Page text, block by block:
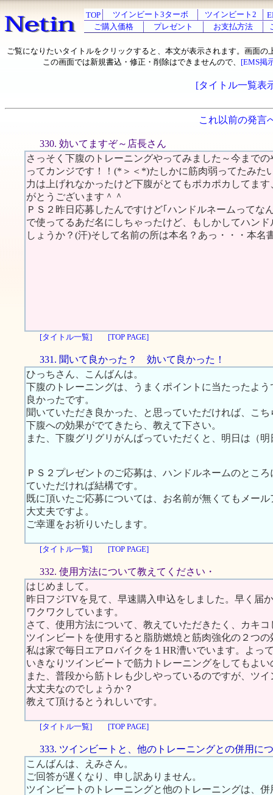
TOP ツインビート3ターボ ツインビート2
ご購入価格
プレゼント お支払方法
ご覧になりたいタイトルをクリックすると、本文が表示されます。画面の
この画面では新規書込・修正・削除はできませんので、 [EMS掲
[タイトル一覧表
これ以前の発言
330. 効いてますぞ～店長さん
さっそく下腹のトレーニングやってみました～今まで
ってカンジです！！(*＞＜*)たしかに筋肉弱ってたみた
力は上げれなかったけど下腹がとてもポカポカしてま
がとうございます＾＾
ＰＳ２昨日応募したんですけど｢ハンドルネームってな
で使ってるあだ名にしちゃったけど、もしかしてハン
しょうか？(汗)そして名前の所は本名？あっ・・・本
[タイトル一覧] [TOP PAGE]
331. 聞いて良かった？ 効いて良かった！
ひっちさん、こんばんは。
下腹のトレーニングは、うまくポイントに当たったよう
良かったです。
聞いていただき良かった、と思っていただければ、こ
下腹への効果がでてきたら、教えて下さい。
また、下腹グリグリがんばっていただくと、明日は（
ＰＳ２プレゼントのご応募は、ハンドルネームのとこ
ていただければ結構です。
既に頂いたご応募については、お名前が無くてもメー
大丈夫ですよ。
ご幸運をお祈りいたします。
[タイトル一覧] [TOP PAGE]
332. 使用方法について教えてください・
はじめまして。
昨日フジTVを見て、早速購入申込をしました。早く届
ワクワクしています。
さて、使用方法について、教えていただきたく、カキ
ツインビートを使用すると脂肪燃焼と筋肉強化の２つ
私は家で毎日エアロバイクを１HR漕いでいます。よっ
いきなりツインビートで筋力トレーニングをしてもよ
また、普段から筋トレも少しやっているのですが、ツ
大丈夫なのでしょうか？
教えて頂けるとうれしいです。
[タイトル一覧] [TOP PAGE]
333. ツインビートと、他のトレーニングとの併用に
こんばんは、えみさん。
ご回答が遅くなり、申し訳ありません。
ツインビートのトレーニングと他のトレーニングは、